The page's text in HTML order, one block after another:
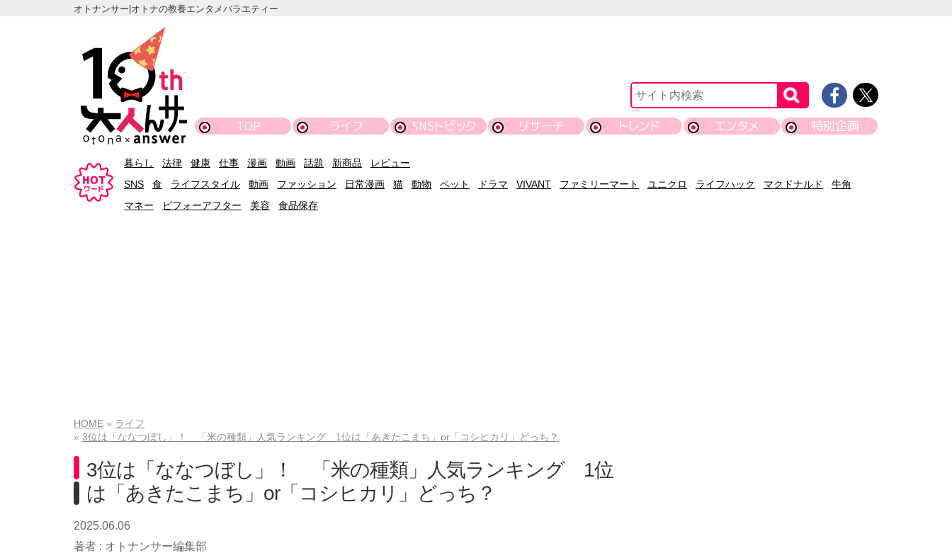
オトナンサー|オトナの教養エンタメバラエティー
TOP ライフ SNSトピック リサーチ トレンド エンタメ 特別企画
暮らし 法律 健康 仕事 漫画 動画 話題 新商品
レビュー
SNS
食 ライフスタイル 動画 ファッション 日常漫画 猫 動物 ペット ドラマ VIVANT ファミリーマート ユニクロ ライフハック マクドナルド
牛角
マネー
ビフォーアフター 美容 食品保存
HOME
ライフ
3位は「ななつぼし」！ 「米の種類」人気ランキング 1位は「あきたこまち」or「コシヒカリ」どっち？
3位は「ななつぼし」！ 「米の種類」人気ランキング 1位
は「あきたこまち」or「コシヒカリ」どっち？
2025.06.06
著者 : オトナンサー編集部